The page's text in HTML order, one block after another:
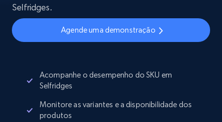
Selfridges.
Agende uma demonstração
Acompanhe o desempenho do SKU em
Selfridges
Monitore as variantes e a disponibilidade dos
produtos